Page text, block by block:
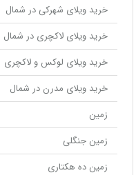
خرید ویلای شهرکی در شمال
خرید ویلای لاکچری در شمال
خرید ویلای لوکس و لاکچری
خرید ویلای مدرن در شمال
زمین
زمین جنگلی
زمین ده هکتاری